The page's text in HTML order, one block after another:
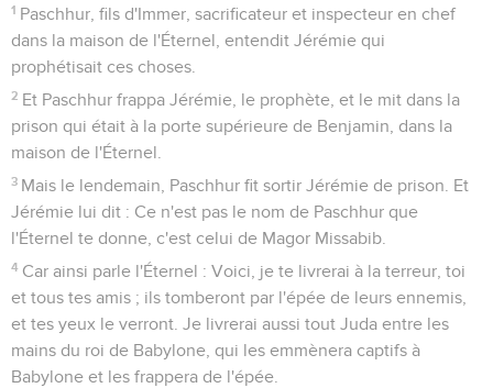
1 Paschhur, fils d'Immer, sacrificateur et inspecteur en chef
dans la maison de l'Éternel, entendit Jérémie qui
prophétisait ces choses.
2 Et Paschhur frappa Jérémie, le prophète, et le mit dans la
prison qui était à la porte supérieure de Benjamin, dans la
maison de l'Éternel.
3 Mais le lendemain, Paschhur fit sortir Jérémie de prison. Et
Jérémie lui dit : Ce n'est pas le nom de Paschhur que
l'Éternel te donne, c'est celui de Magor Missabib.
4 Car ainsi parle l'Éternel : Voici, je te livrerai à la terreur, toi
et tous tes amis ; ils tomberont par l'épée de leurs ennemis,
et tes yeux le verront. Je livrerai aussi tout Juda entre les
mains du roi de Babylone, qui les emmènera captifs à
Babylone et les frappera de l'épée.